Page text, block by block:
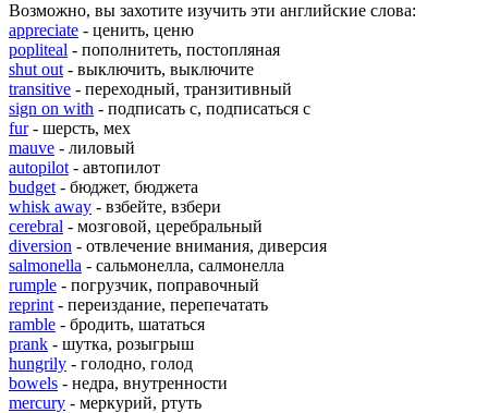
Возможно, вы захотите изучить эти английские слова:
appreciate - ценить, ценю
popliteal - пополнитеть, постопляная
shut out - выключить, выключите
transitive - переходный, транзитивный
sign on with - подписать с, подписаться с
fur- шерсть, мех
mauve - лиловый
autopilot - автопилот
budget - бюджет, бюджета
whisk away - взбейте, взбери
cerebral - мозговой, церебральный
diversion - отвлечение внимания, диверсия
salmonella - сальмонелла, салмонелла
rumple - погрузчик, поправочный
reprint - переиздание, перепечатать
ramble - бродить, шататься
prank - шутка, розыгрыш
hungrily - голодно, голод
bowels - недра, внутренности
mercury - меркурий, ртуть